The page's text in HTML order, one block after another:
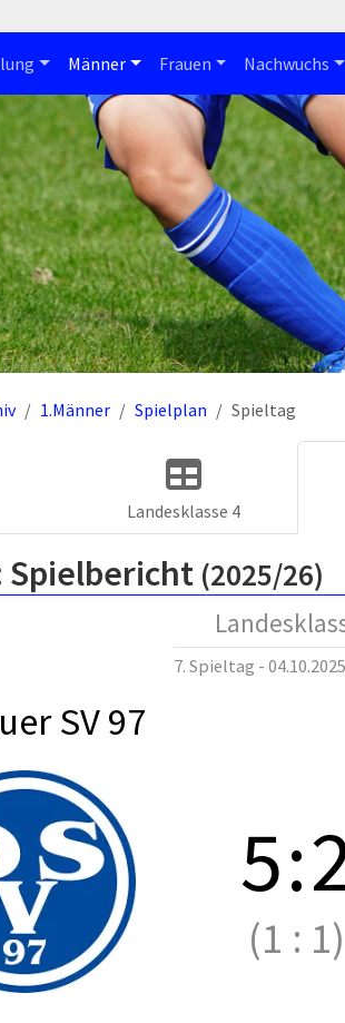
Männer Frauen Nachwuchs
1.Männer Spielplan Spieltag
Landesklasse 4
Spielbericht (2025/26)
7. Spieltag - 04.10.2025
SV 97
5:
(1 : 1)